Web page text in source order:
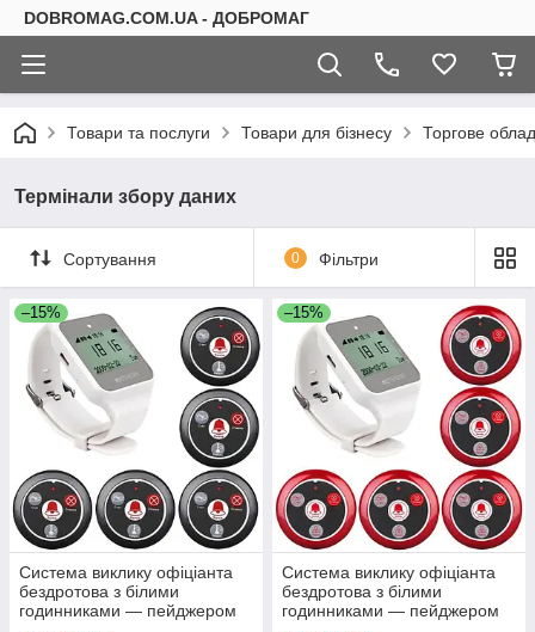
DOBROMAG.COM.UA - ДОБРОМАГ
Товари та послуги Товари для бізнесу Торгове
Термінали збору даних
Сортування 0 Фільтри
–15%
Система виклику офіціанта
бездротова з білими
годинниками — пейджером
–15%
Система виклику офіціанта
бездротова з білими
годинниками — пейджером